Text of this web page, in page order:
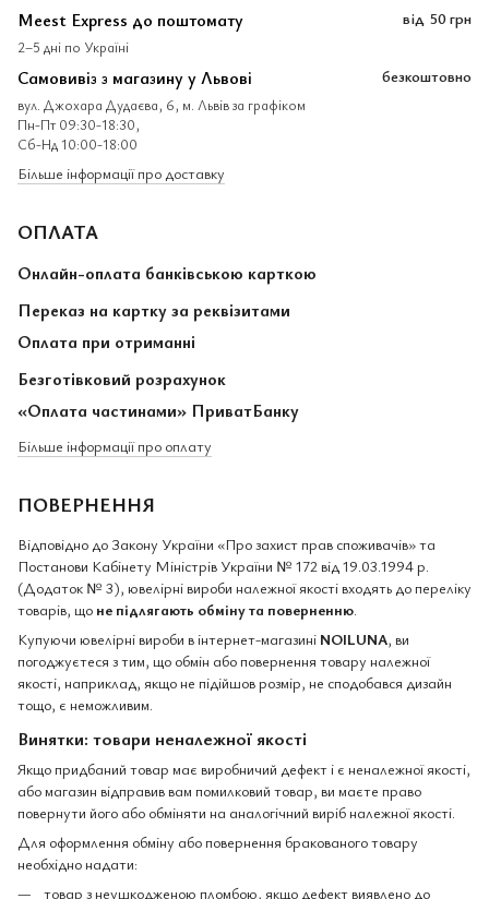
Meest Express до поштомату
2–5 дні по Україні
від 50 грн
Самовивіз з магазину у Львові
вул. Джохара Дудаєва, 6, м. Львів за графіком
Пн-Пт 09:30-18:30,
Сб-Нд 10:00-18:00
безкоштовно
Більше інформації про доставку
ОПЛАТА
Онлайн-оплата банківською карткою
Переказ на картку за реквізитами
Оплата при отриманні
Безготівковий розрахунок
«Оплата частинами» ПриватБанку
Більше інформації про оплату
ПОВЕРНЕННЯ
Відповідно до Закону України «Про захист прав споживачів» та
Постанови Кабінету Міністрів України № 172 від 19.03.1994 р.
(Додаток № 3), ювелірні вироби належної якості входять до переліку
товарів, що не підлягають обміну та поверненню.
Купуючи ювелірні вироби в інтернет-магазині NOILUNA, ви
погоджуєтеся з тим, що обмін або повернення товару належної
якості, наприклад, якщо не підійшов розмір, не сподобався дизайн
тощо, є неможливим.
Винятки: товари неналежної якості
Якщо придбаний товар має виробничий дефект і є неналежної якості,
або магазин відправив вам помилковий товар, ви маєте право
повернути його або обміняти на аналогічний виріб належної якості.
Для оформлення обміну або повернення бракованого товару
необхідно надати:
товар з неушкодженою пломбою, якщо дефект виявлено до